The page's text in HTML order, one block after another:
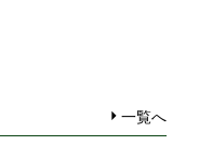
一覧へ